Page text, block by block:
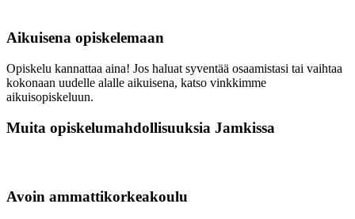
Aikuisena opiskelemaan
Opiskelu kannattaa aina! Jos haluat syventää osaamistasi tai vaihtaa
kokonaan uudelle alalle aikuisena, katso vinkkimme
aikuisopiskeluun.
Muita opiskelumahdollisuuksia Jamkissa
Avoin ammattikorkeakoulu